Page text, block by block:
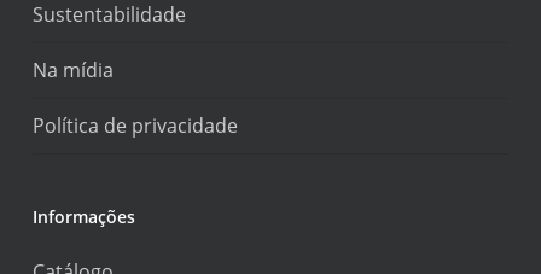
Sustentabilidade
Na mídia
Política de privacidade
Informações